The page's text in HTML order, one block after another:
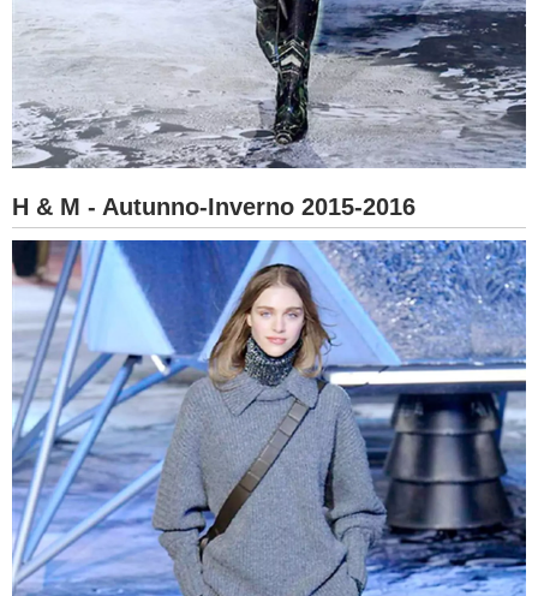
H & M - Autunno-Inverno 2015-2016